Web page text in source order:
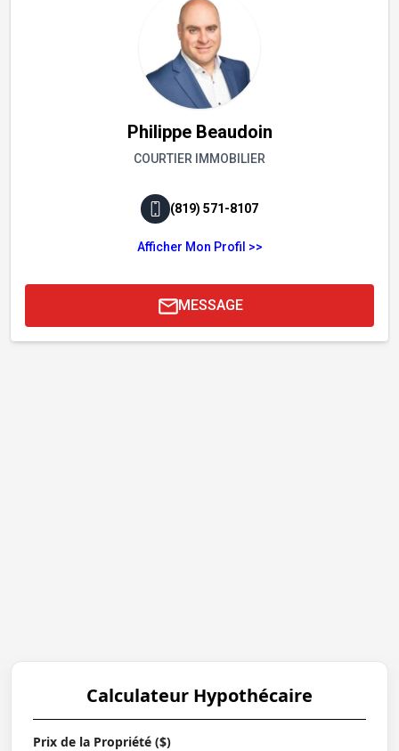
Philippe Beaudoin
COURTIER IMMOBILIER
(819) 571-8107
Afficher Mon Profil >>
MESSAGE
Calculateur Hypothécaire
Prix de la Propriété ($)